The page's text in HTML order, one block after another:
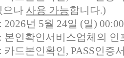
으나 사용 가능합니다.)
년 5월 24일 (일)
본인확인서비스업체의 인
드본인확인, PASS인증